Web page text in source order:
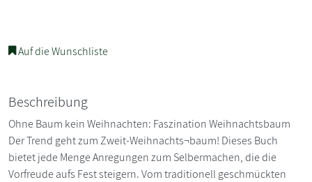
Auf die Wunschliste
Beschreibung
Ohne Baum kein Weihnachten: Faszination Weihnachtsbaum
Der Trend geht zum Zweit-Weihnachts¬baum! Dieses Buch
bietet jede Menge Anregungen zum Selbermachen, die die
Vorfreude aufs Fest steigern. Vom traditionell geschmückten